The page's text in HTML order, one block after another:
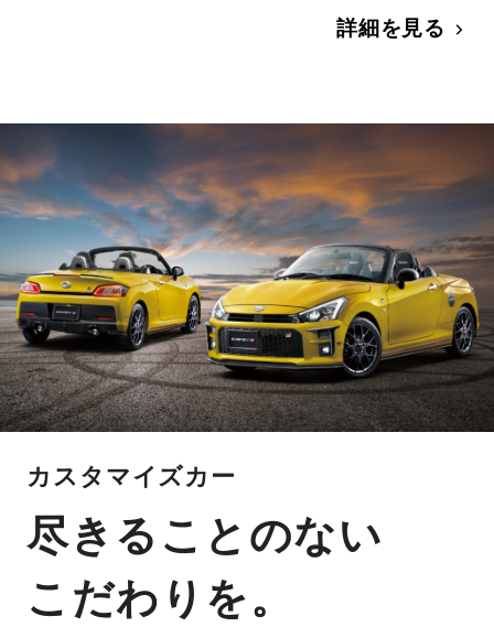
詳細を見る
カスタマイズカー
尽きることのない
こだわりを。